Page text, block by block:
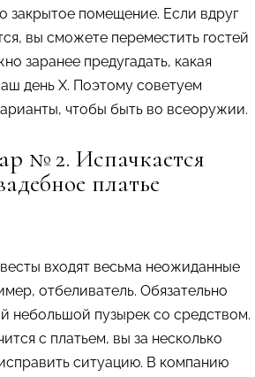
закрытое помещение. Если вдруг
вы сможете переместить гостей
заранее предугадать, какая
день Х. Поэтому советуем
чтобы быть во всеоружии.
№ 2. Испачкается
платье
входят весьма неожиданные
отбеливатель. Обязательно
небольшой пузырек со средством.
с платьем, вы за несколько
ситуацию. В компанию